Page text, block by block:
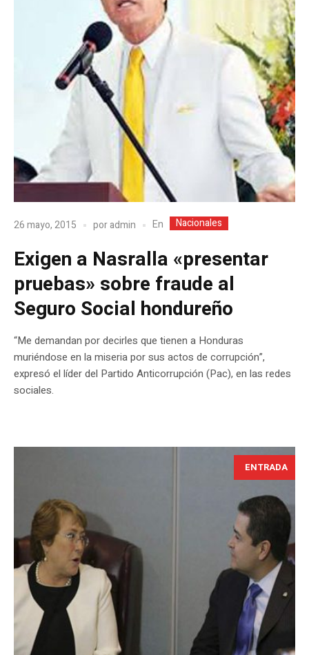
26 mayo, 2015 poradmin En Nacionales
Exigen a Nasralla «presentar
pruebas» sobre fraude al
Seguro Social hondureño
“Me demandan por decirles que tienen a Honduras
muriéndose en la miseria por sus actos de corrupción”,
expresó el líder del Partido Anticorrupción (Pac), en las redes
sociales.
ENTRADA